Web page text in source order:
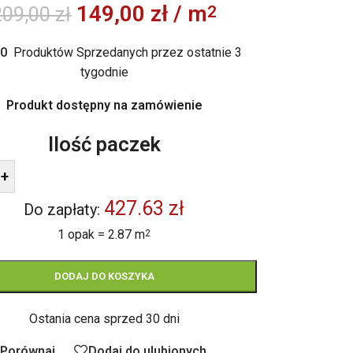
zł 149,00 zł / m2
Produktów Sprzedanych przez ostatnie 3
tygodnie
Produkt dostępny na zamówienie
Ilość paczek
+
Do zapłaty: 427.63 zł
1 opak = 2.87 m2
DODAJ DO KOSZYKA
Ostania cena sprzed 30 dni